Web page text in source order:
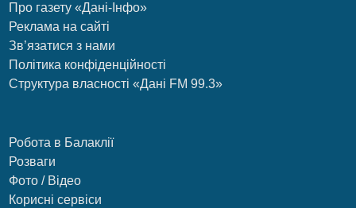
Про газету «Дані-Інфо»
Реклама на сайті
Зв’язатися з нами
Політика конфіденційності
Структура власності «Дані FM 99.3»
Робота в Балаклії
Розваги
Фото / Відео
Корисні сервіси